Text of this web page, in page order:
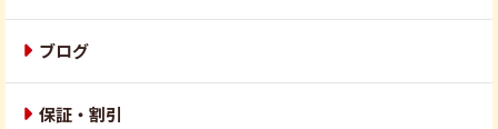
ブログ
保証・割引